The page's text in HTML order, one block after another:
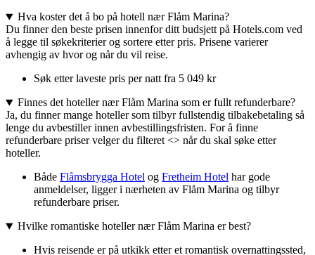
Hva koster det å bo på hotell nær Flåm Marina?
Du finner den beste prisen innenfor ditt budsjett på Hotels.com ved
å legge til søkekriterier og sortere etter pris. Prisene varierer
avhengig av hvor og når du vil reise.
Søk etter laveste pris per natt fra 5 049 kr
Finnes det hoteller nær Flåm Marina som er fullt refunderbare?
Ja, du finner mange hoteller som tilbyr fullstendig tilbakebetaling så
lenge du avbestiller innen avbestillingsfristen. For å finne
refunderbare priser velger du filteret <> når du skal søke etter
hoteller.
Både Flåmsbrygga Hotel og Fretheim Hotel har gode
anmeldelser, ligger i nærheten av Flåm Marina og tilbyr
refunderbare priser.
Hvilke romantiske hoteller nær Flåm Marina er best?
Hvis reisende er på utkikk etter et romantisk overnattingssted,